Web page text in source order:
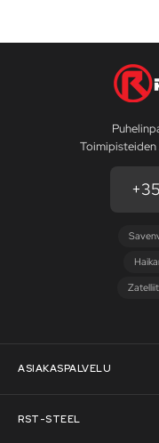
ASIAKASPALVELU
Asiakaspalvelu
RST-STEEL